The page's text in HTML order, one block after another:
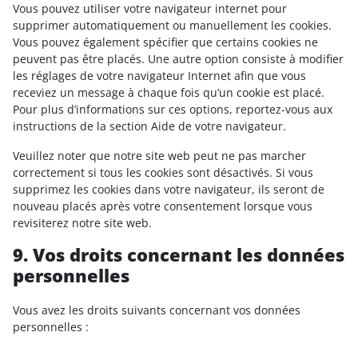
Vous pouvez utiliser votre navigateur internet pour
supprimer automatiquement ou manuellement les cookies.
Vous pouvez également spécifier que certains cookies ne
peuvent pas être placés. Une autre option consiste à modifier
les réglages de votre navigateur Internet afin que vous
receviez un message à chaque fois qu’un cookie est placé.
Pour plus d’informations sur ces options, reportez-vous aux
instructions de la section Aide de votre navigateur.
Veuillez noter que notre site web peut ne pas marcher
correctement si tous les cookies sont désactivés. Si vous
supprimez les cookies dans votre navigateur, ils seront de
nouveau placés après votre consentement lorsque vous
revisiterez notre site web.
9. Vos droits concernant les données
personnelles
Vous avez les droits suivants concernant vos données
personnelles :